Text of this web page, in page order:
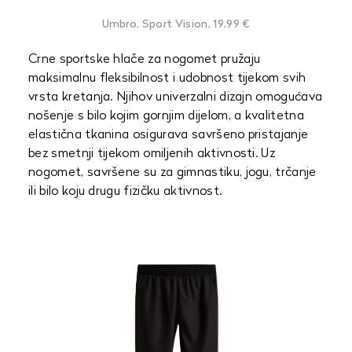
Umbro, Sport Vision, 19,99 €
Crne sportske hlače za nogomet pružaju
maksimalnu fleksibilnost i udobnost tijekom svih
vrsta kretanja. Njihov univerzalni dizajn omogućava
nošenje s bilo kojim gornjim dijelom, a kvalitetna
elastična tkanina osigurava savršeno pristajanje
bez smetnji tijekom omiljenih aktivnosti. Uz
nogomet, savršene su za gimnastiku, jogu, trčanje
ili bilo koju drugu fizičku aktivnost.